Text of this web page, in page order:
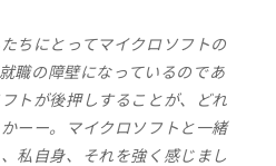
ちにとってマイクロソフトの
職の障壁になっているのであ
トが後押しすることが、どれ
ーー。マイクロソフトと一緒
私自身、それを強く感じまし